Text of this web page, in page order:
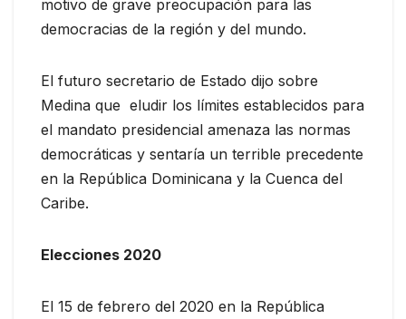
motivo de grave preocupación para las
democracias de la región y del mundo.
El futuro secretario de Estado dijo sobre
Medina que eludir los límites establecidos para
el mandato presidencial amenaza las normas
democráticas y sentaría un terrible precedente
en la República Dominicana y la Cuenca del
Caribe.
Elecciones 2020
El 15 de febrero del 2020 en la República